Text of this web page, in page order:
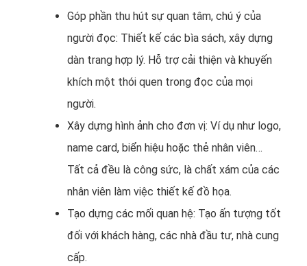
Góp phần thu hút sự quan tâm, chú ý của
người đọc: Thiết kế các bìa sách, xây dựng
dàn trang hợp lý. Hỗ trợ cải thiện và khuyến
khích một thói quen trong đọc của mọi
người.
Xây dựng hình ảnh cho đơn vị: Ví dụ như logo,
name card, biển hiệu hoặc thẻ nhân viên…
Tất cả đều là công sức, là chất xám của các
nhân viên làm việc thiết kế đồ họa.
Tạo dựng các mối quan hệ: Tạo ấn tượng tốt
đối với khách hàng, các nhà đầu tư, nhà cung
cấp.